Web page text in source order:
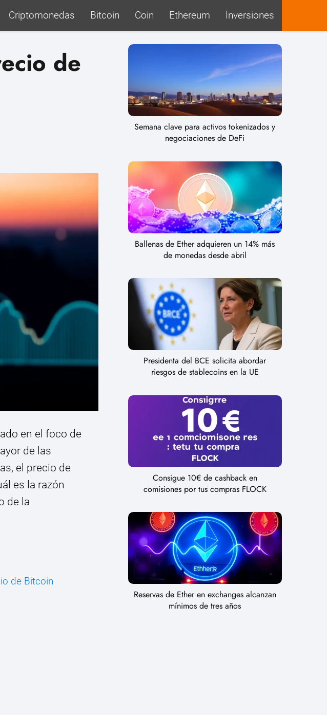
Criptomonedas Bitcoin Coin Ethereum Inversiones
de
en el foco de
de las
el precio de
es la razón
de la
de Bitcoin
Semana clave para activos tokenizados y
negociaciones de DeFi
Ballenas de Ether adquieren un 14% más
de monedas desde abril
Presidenta del BCE solicita abordar
riesgos de stablecoins en la UE
Consigue 10€ de cashback en
comisiones por tus compras FLOCK
Reservas de Ether en exchanges alcanzan
mínimos de tres años